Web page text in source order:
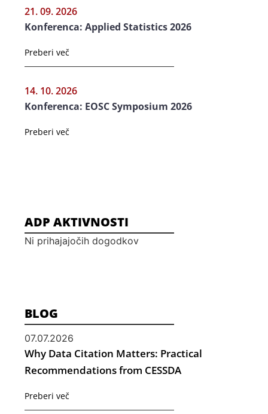
21. 09. 2026
Konferenca: Applied Statistics 2026
Preberi več
14. 10. 2026
Konferenca: EOSC Symposium 2026
Preberi več
ADP AKTIVNOSTI
Ni prihajajočih dogodkov
BLOG
07.07.2026
Why Data Citation Matters: Practical
Recommendations from CESSDA
Preberi več